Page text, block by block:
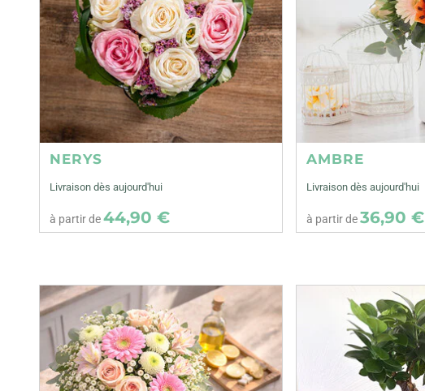
NERYS
Livraison dès aujourd'hui
à partir de44,90 €
AMBRE
Livraison dès aujourd'hui
à partir de36,90 €